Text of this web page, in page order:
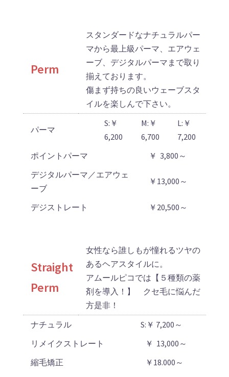
Perm
スタンダードなナチュラルパー
マから最上級パーマ、エアウェ
ーブ、デジタルパーマまで取り
揃えております。
傷まず持ちの良いウェーブスタ
イルを楽しんで下さい。
パーマ
S:￥
6,200
M:￥
6,700
L:￥
7,200
ポイントパーマ
￥ 3,800～
デジタルパーマ／エアウェ
ーブ
￥13,000～
デジストレート ￥20,500～
Straight
Perm
女性なら誰しもが憧れるツヤの
あるヘアスタイルに。
アムールピコでは【５種類の薬
剤を導入！】 クセ毛に悩んだ
方是非！
ナチュラル
S:￥ 7,200～
リメイクストレート
￥ 13,000～
縮毛矯正
￥18.000～